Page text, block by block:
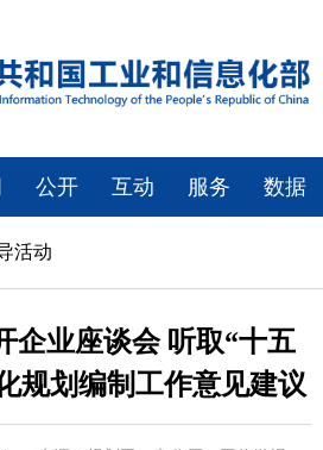
公开 互动 服务 数据
活动
企业座谈会 听取“十五
规划编制工作意见建议